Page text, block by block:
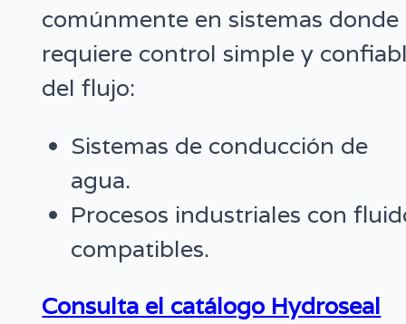
comúnmente en sistemas donde
requiere control simple y
del flujo:
Sistemas de conducción de
agua.
Procesos industriales con
compatibles.
Consulta el catálogo Hydroseal